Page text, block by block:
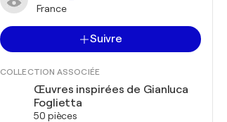
France
Suivre
COLLECTION ASSOCIÉE
Œuvres inspirées de Gianluca
Foglietta
50 pièces